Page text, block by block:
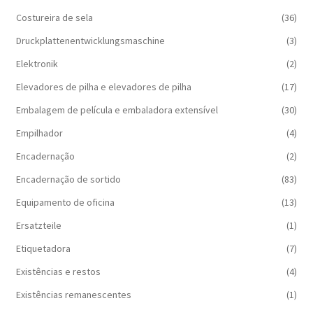
Costureira de sela
(36)
Druckplattenentwicklungsmaschine
(3)
Elektronik
(2)
Elevadores de pilha e elevadores de pilha
(17)
Embalagem de película e embaladora extensível
(30)
Empilhador
(4)
Encadernação
(2)
Encadernação de sortido
(83)
Equipamento de oficina
(13)
Ersatzteile
(1)
Etiquetadora
(7)
Existências e restos
(4)
Existências remanescentes
(1)